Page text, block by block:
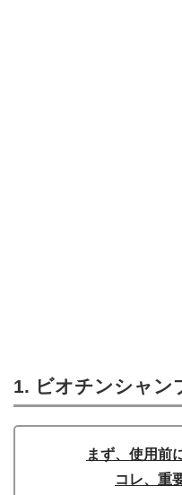
1. ビオチンシャン
まず、使用前
コレ、重